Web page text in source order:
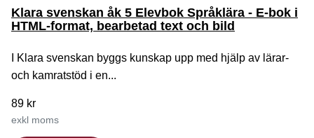
Klara svenskan åk 5 Elevbok Språklära - E-bok i
HTML-format, bearbetad text och bild
I Klara svenskan byggs kunskap upp med hjälp av lärar-
och kamratstöd i en...
89 kr
exkl moms